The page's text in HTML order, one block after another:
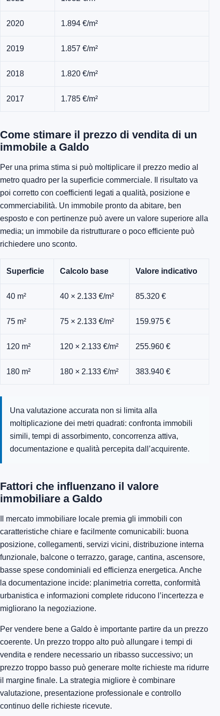
2020 1.894 €/m²
2019 1.857 €/m²
2018 1.820 €/m²
2017 1.785 €/m²
Come stimare il prezzo di vendita di un
immobile a Galdo
Per una prima stima si può moltiplicare il prezzo medio al
metro quadro per la superficie commerciale. Il risultato va
poi corretto con coefficienti legati a qualità, posizione e
commerciabilità. Un immobile pronto da abitare, ben
esposto e con pertinenze può avere un valore superiore alla
media; un immobile da ristrutturare o poco efficiente può
richiedere uno sconto.
Superficie Calcolo base Valore indicativo
40 m² 40 × 2.133 €/m² 85.320 €
75 m² 75 × 2.133 €/m² 159.975 €
120 m² 120 × 2.133 €/m² 255.960 €
180 m² 180 × 2.133 €/m² 383.940 €
Una valutazione accurata non si limita alla
moltiplicazione dei metri quadrati: confronta immobili
simili, tempi di assorbimento, concorrenza attiva,
documentazione e qualità percepita dall’acquirente.
Fattori che influenzano il valore
immobiliare a Galdo
Il mercato immobiliare locale premia gli immobili con
caratteristiche chiare e facilmente comunicabili: buona
posizione, collegamenti, servizi vicini, distribuzione interna
funzionale, balcone o terrazzo, garage, cantina, ascensore,
basse spese condominiali ed efficienza energetica. Anche
la documentazione incide: planimetria corretta, conformità
urbanistica e informazioni complete riducono l’incertezza e
migliorano la negoziazione.
Per vendere bene a Galdo è importante partire da un prezzo
coerente. Un prezzo troppo alto può allungare i tempi di
vendita e rendere necessario un ribasso successivo; un
prezzo troppo basso può generare molte richieste ma ridurre
il margine finale. La strategia migliore è combinare
valutazione, presentazione professionale e controllo
continuo delle richieste ricevute.